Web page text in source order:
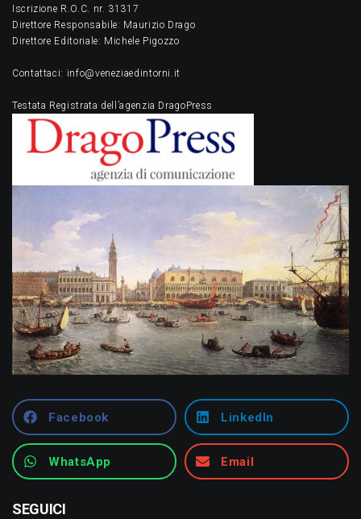
Iscrizione R.O.C. nr. 31317
Direttore Responsabile: Maurizio Drago
Direttore Editoriale: Michele Pigozzo
Contattaci: info@veneziaedintorni.it
Testata Registrata dell’agenzia DragoPress
Facebook LinkedIn
WhatsApp Email
SEGUICI